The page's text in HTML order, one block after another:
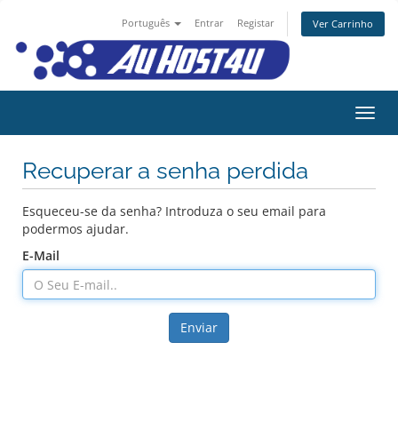
Português Entrar Registar Ver Carrinho
Recuperar a senha perdida
Esqueceu-se da senha? Introduza o seu email para
podermos ajudar.
E-Mail
Enviar